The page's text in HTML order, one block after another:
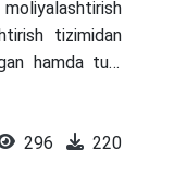
tizimidan
hamda turli
xalqaro
insturmentlari
296 220